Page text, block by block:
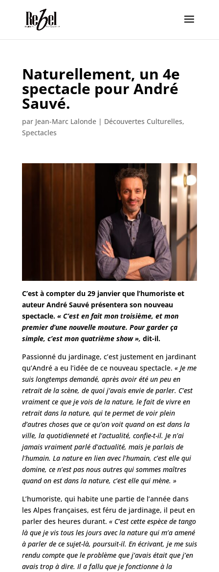
Naturellement, un 4e
spectacle pour André
Sauvé.
par Jean-Marc Lalonde| Découvertes Culturelles,
Spectacles
C’est à compter du 29 janvier que l’humoriste et
auteur André Sauvé présentera son nouveau
spectacle. « C’est en fait mon troisième, et mon
premier d’une nouvelle mouture. Pour garder ça
simple, c’est mon quatrième show », dit-il.
Passionné du jardinage, c’est justement en jardinant
qu’André a eu l’idée de ce nouveau spectacle. « Je me
suis longtemps demandé, après avoir été un peu en
retrait de la scène, de quoi j’avais envie de parler. C’est
vraiment ce que je vois de la nature, le fait de vivre en
retrait dans la nature, qui te permet de voir plein
d’autres choses que ce qu’on voit quand on est dans la
ville, la quotidienneté et l’actualité, confie-t-il. Je n’ai
jamais vraiment parlé d’actualité, mais je parlais de
l’humain. La nature en lien avec l’humain, c’est elle qui
domine, ce n’est pas nous autres qui sommes maîtres
quand on est dans la nature, c’est elle qui mène. »
L’humoriste, qui habite une partie de l’année dans
les Alpes françaises, est féru de jardinage, il peut en
parler des heures durant. « C’est cette espèce de tango
là que je vis tous les jours avec la nature qui m’a amené
à parler de ce sujet-là, poursuit-il. En écrivant, je me suis
rendu compte que le problème que j’avais était que j’en
avais trop à dire. Il a fallu que je fonctionne à la